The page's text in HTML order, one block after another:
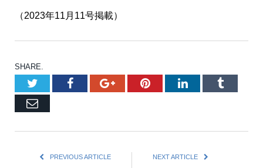
（2023年11月11号掲載）
SHARE.
TwitterFacebookGoogle+PinterestLinkedInTumblr
Email
PREVIOUS ARTICLE NEXT ARTICLE